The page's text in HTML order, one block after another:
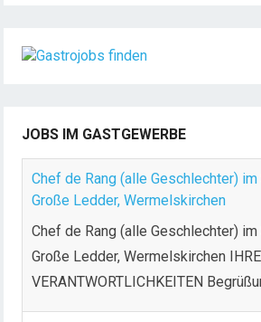
JOBS IM GASTGEWERBE
Chef de Rang (alle Geschlechter)
Große Ledder, Wermelskirchen
Chef de Rang (alle Geschlechter)
Große Ledder, Wermelskirchen
VERANTWORTLICHKEITEN